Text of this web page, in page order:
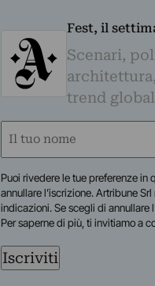
Fest, il
Scenari,
trend
Nome
Puoi rivedere le tue preferenze in
annullare l’iscrizione. Artribune
indicazioni. Se scegli di annullare
Per saperne di più, ti invitiamo a
Iscriviti